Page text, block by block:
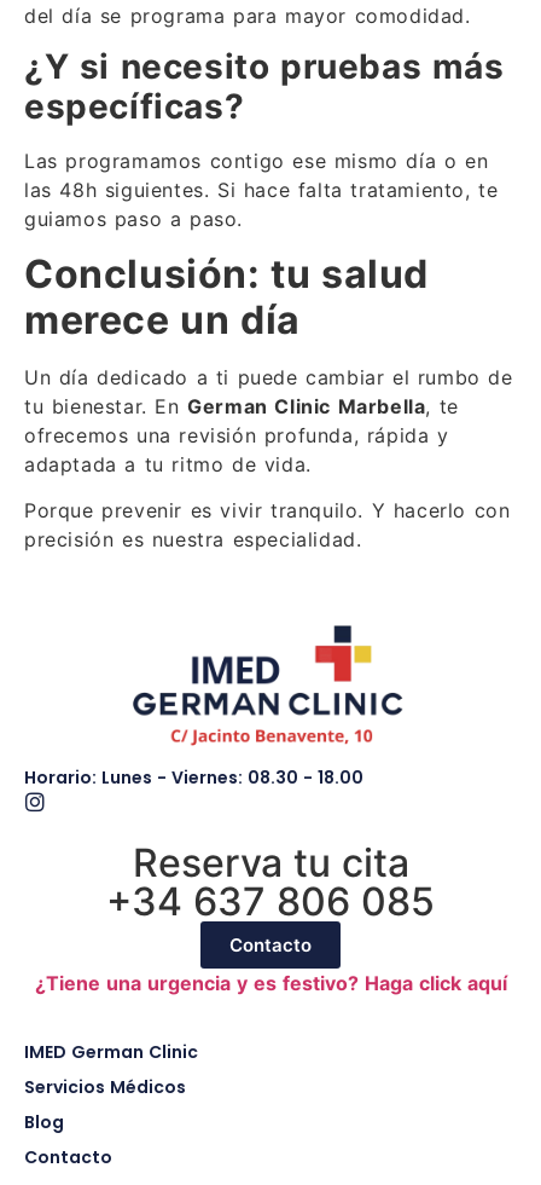
del día se programa para mayor comodidad.
¿Y si necesito pruebas más
específicas?
Las programamos contigo ese mismo día o en
las 48h siguientes. Si hace falta tratamiento, te
guiamos paso a paso.
Conclusión: tu salud
merece un día
Un día dedicado a ti puede cambiar el rumbo de
tu bienestar. EnGerman Clinic Marbella, te
ofrecemos una revisión profunda, rápida y
adaptada a tu ritmo de vida.
Porque prevenir es vivir tranquilo. Y hacerlo con
precisión es nuestra especialidad.
Horario: Lunes - Viernes: 08.30 - 18.00
Reserva tu cita
+34 637 806 085
Contacto
¿Tiene una urgencia y es festivo? Haga click aquí
IMED German Clinic
Servicios Médicos
Blog
Contacto